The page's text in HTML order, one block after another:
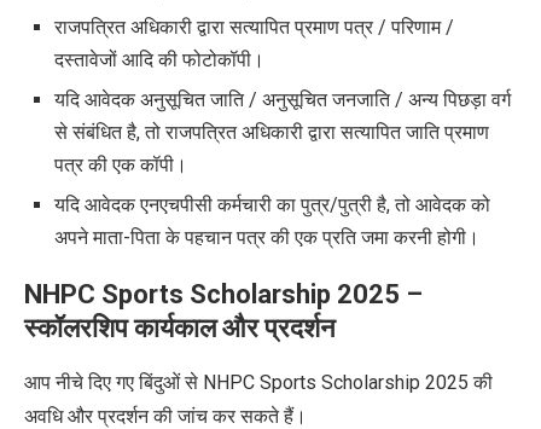
राजपत्रित अधिकारी द्वारा सत्यापित प्रमाण पत्र / परिणाम /
दस्तावेजों आदि की फोटोकॉपी।
यदि आवेदक अनुसूचित जाति / अनुसूचित जनजाति / अन्य पिछड़ा वर्ग
से संबंधित है, तो राजपत्रित अधिकारी द्वारा सत्यापित जाति प्रमाण
पत्र की एक कॉपी।
यदि आवेदक एनएचपीसी कर्मचारी का पुत्र/पुत्री है, तो आवेदक को
अपने माता-पिता के पहचान पत्र की एक प्रति जमा करनी होगी।
NHPC Sports Scholarship 2025 –
स्कॉलरशिप कार्यकाल और प्रदर्शन
आप नीचे दिए गए बिंदुओं से NHPC Sports Scholarship 2025 की
अवधि और प्रदर्शन की जांच कर सकते हैं।